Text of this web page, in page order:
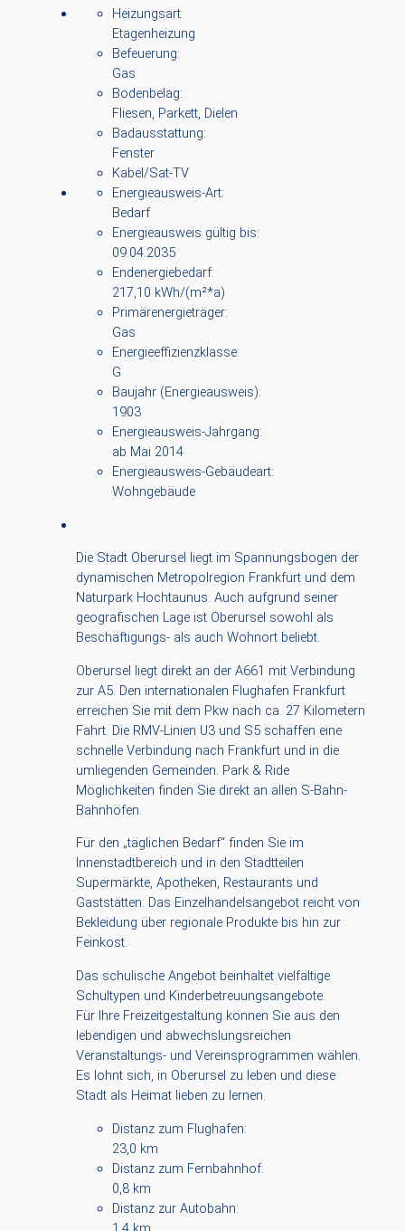
Heizungsart:
Etagenheizung
Befeuerung:
Gas
Bodenbelag:
Fliesen, Parkett, Dielen
Badausstattung:
Fenster
Kabel/Sat-TV
Energieausweis-Art:
Bedarf
Energieausweis gültig bis:
09.04.2035
Endenergiebedarf:
217,10 kWh/(m²*a)
Primärenergieträger:
Gas
Energieeffizienzklasse:
G
Baujahr (Energieausweis):
1903
Energieausweis-Jahrgang:
ab Mai 2014
Energieausweis-Gebäudeart:
Wohngebäude
Die Stadt Oberursel liegt im Spannungsbogen der
dynamischen Metropolregion Frankfurt und dem
Naturpark Hochtaunus. Auch aufgrund seiner
geografischen Lage ist Oberursel sowohl als
Beschäftigungs- als auch Wohnort beliebt.
Oberursel liegt direkt an der A661 mit Verbindung
zur A5. Den internationalen Flughafen Frankfurt
erreichen Sie mit dem Pkw nach ca. 27 Kilometern
Fahrt. Die RMV-Linien U3 und S5 schaffen eine
schnelle Verbindung nach Frankfurt und in die
umliegenden Gemeinden. Park & Ride
Möglichkeiten finden Sie direkt an allen S-Bahn-
Bahnhöfen.
Für den „täglichen Bedarf“ finden Sie im
Innenstadtbereich und in den Stadtteilen
Supermärkte, Apotheken, Restaurants und
Gaststätten. Das Einzelhandelsangebot reicht von
Bekleidung über regionale Produkte bis hin zur
Feinkost.
Das schulische Angebot beinhaltet vielfältige
Schultypen und Kinderbetreuungsangebote.
Für Ihre Freizeitgestaltung können Sie aus den
lebendigen und abwechslungsreichen
Veranstaltungs- und Vereinsprogrammen wählen.
Es lohnt sich, in Oberursel zu leben und diese
Stadt als Heimat lieben zu lernen.
Distanz zum Flughafen:
23,0 km
Distanz zum Fernbahnhof:
0,8 km
Distanz zur Autobahn: